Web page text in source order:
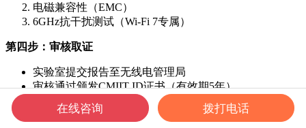
电磁兼容性（EMC）
6GHz抗干扰测试（Wi-Fi 7专属）
第四步：审核取证
实验室提交报告至无线电管理局
审核通过颁发CMIIT ID证书（有效期5年）
加急服务：4周完成（费用增加30%-50%）
在线咨询 拨打电话